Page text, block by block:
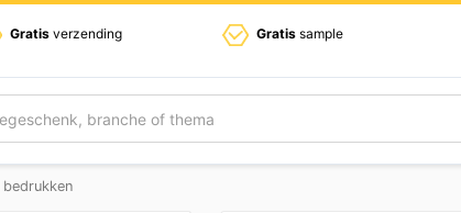
Gratis verzending Gratis sample